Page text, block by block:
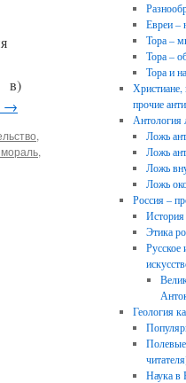
в)
→
,
,
Евреи –
Тора –
Тора –
Тора и
Христиане,
прочие
Антология
Ложь
Ложь
Ложь
Ложь
Россия –
История
Этика
Русское
Геология
Наука в